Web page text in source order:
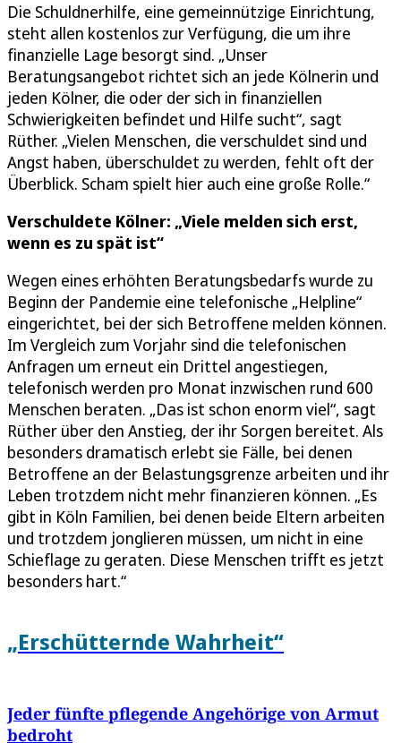
Die Schuldnerhilfe, eine gemeinnützige Einrichtung,
steht allen kostenlos zur Verfügung, die um ihre
finanzielle Lage besorgt sind. „Unser
Beratungsangebot richtet sich an jede Kölnerin und
jeden Kölner, die oder der sich in finanziellen
Schwierigkeiten befindet und Hilfe sucht“, sagt
Rüther. „Vielen Menschen, die verschuldet sind und
Angst haben, überschuldet zu werden, fehlt oft der
Überblick. Scham spielt hier auch eine große Rolle.“
Verschuldete Kölner: „Viele melden sich erst,
wenn es zu spät ist“
Wegen eines erhöhten Beratungsbedarfs wurde zu
Beginn der Pandemie eine telefonische „Helpline“
eingerichtet, bei der sich Betroffene melden können.
Im Vergleich zum Vorjahr sind die telefonischen
Anfragen um erneut ein Drittel angestiegen,
telefonisch werden pro Monat inzwischen rund 600
Menschen beraten. „Das ist schon enorm viel“, sagt
Rüther über den Anstieg, der ihr Sorgen bereitet. Als
besonders dramatisch erlebt sie Fälle, bei denen
Betroffene an der Belastungsgrenze arbeiten und ihr
Leben trotzdem nicht mehr finanzieren können. „Es
gibt in Köln Familien, bei denen beide Eltern arbeiten
und trotzdem jonglieren müssen, um nicht in eine
Schieflage zu geraten. Diese Menschen trifft es jetzt
besonders hart.“
„Erschütternde Wahrheit“
Jeder fünfte pflegende Angehörige von Armut
bedroht